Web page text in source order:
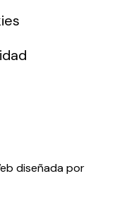
diseñada por